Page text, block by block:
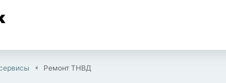
Ремонт ТНВД